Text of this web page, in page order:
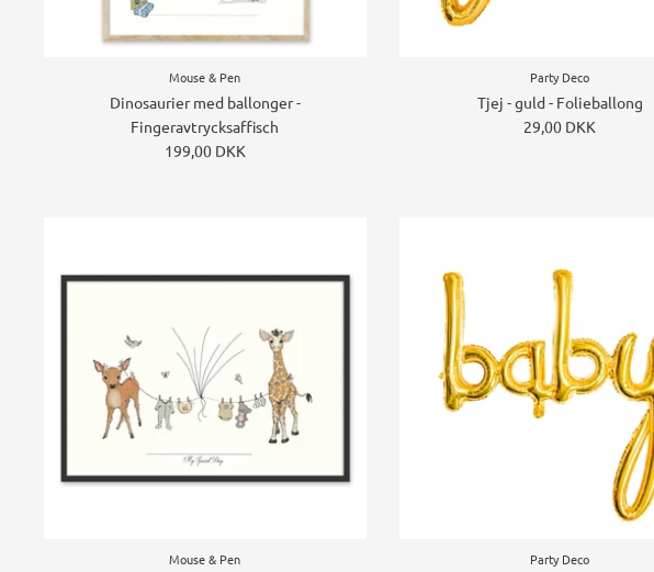
Mouse & Pen
Dinosaurier med ballonger -
Fingeravtrycksaffisch
199,00 DKK
Party Deco
Tjej - guld - Folieballong
29,00 DKK
Mouse & Pen Party Deco